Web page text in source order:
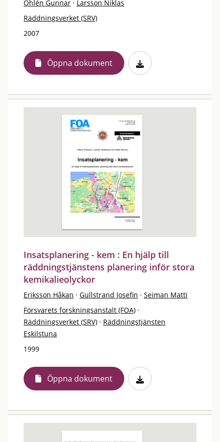
Ohlén Gunnar · Larsson Niklas
Räddningsverket (SRV)
2007
Öppna dokument
Insatsplanering - kem : En hjälp till
räddningstjänstens planering inför stora
kemikalieolyckor
Eriksson Håkan · Gullstrand Josefin · Seiman Matti
Försvarets forskningsanstalt (FOA) ·
Räddningsverket (SRV) · Räddningstjänsten
Eskilstuna
1999
Öppna dokument